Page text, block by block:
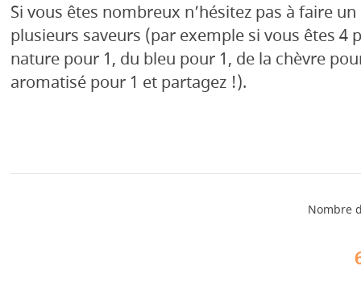
Si vous êtes nombreux n’hésitez pas à faire
plusieurs saveurs (par exemple si vous êtes 4
nature pour 1, du bleu pour 1, de la chèvre
aromatisé pour 1 et partagez !).
Nombre